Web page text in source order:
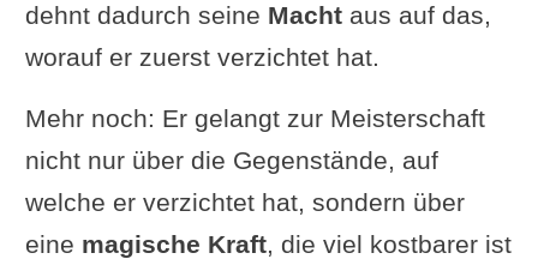
dehnt dadurch seine Machtaus auf das,
worauf er zuerst verzichtet hat.
Mehr noch: Er gelangt zur Meisterschaft
nicht nur über die Gegenstände, auf
welche er verzichtet hat, sondern über
eine magische Kraft, die viel kostbarer ist